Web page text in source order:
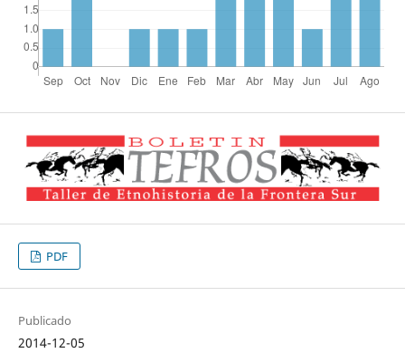
PDF
Publicado
2014-12-05